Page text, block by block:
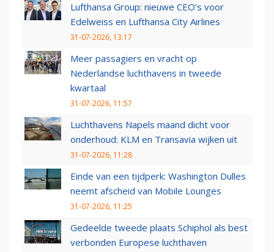
Lufthansa Group: nieuwe CEO’s voor
Edelweiss en Lufthansa City Airlines
31-07-2026, 13:17
Meer passagiers en vracht op
Nederlandse luchthavens in tweede
kwartaal
31-07-2026, 11:57
Luchthavens Napels maand dicht voor
onderhoud: KLM en Transavia wijken uit
31-07-2026, 11:28
Einde van een tijdperk: Washington Dulles
neemt afscheid van Mobile Lounges
31-07-2026, 11:25
Gedeelde tweede plaats Schiphol als best
verbonden Europese luchthaven